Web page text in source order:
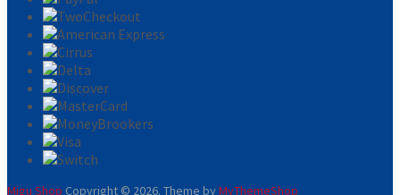
Migu Shop Copyright © 2026. Theme byMyThemeShop